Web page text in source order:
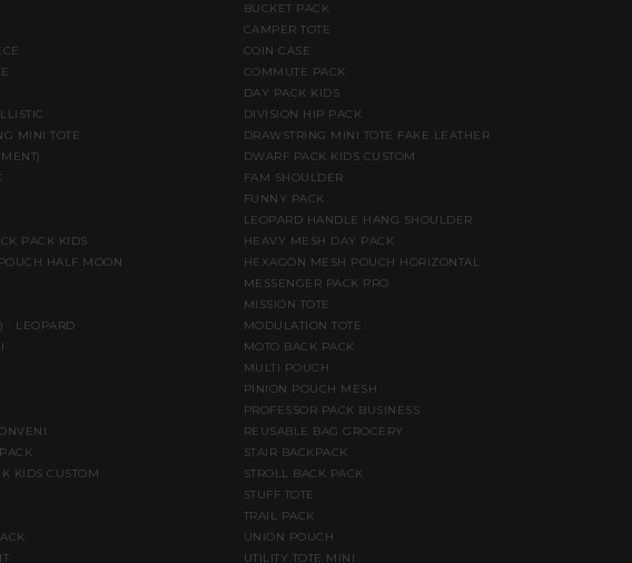
BUCKET PACK
CAMPER TOTE
COIN CASE
COMMUTE PACK
DAY PACK KIDS
DIVISION HIP PACK
MINI TOTE
DRAWSTRING MINI TOTE FAKE LEATHER
DWARF PACK KIDS CUSTOM
FAM SHOULDER
FUNNY PACK
LEOPARD HANDLE HANG SHOULDER
PACK KIDS
HEAVY MESH DAY PACK
HALF MOON
HEXAGON MESH POUCH HORIZONTAL
MESSENGER PACK PRO
MISSION TOTE
LEOPARD
MODULATION TOTE
MOTO BACK PACK
MULTI POUCH
PINION POUCH MESH
PROFESSOR PACK BUSINESS
REUSABLE BAG GROCERY
STAIR BACKPACK
KIDS CUSTOM
STROLL BACK PACK
STUFF TOTE
TRAIL PACK
UNION POUCH
UTILITY TOTE MINI